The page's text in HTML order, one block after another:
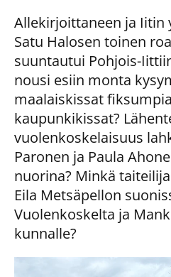
Allekirjoittaneen ja Iitin
Satu Halosen toinen
suuntautui Pohjois-
nousi esiin monta
maalaiskissat
kaupunkikissat?
vuolenkoskelaisuus
Paronen ja Paula
nuorina? Minkä
Eila Metsäpellon
Vuolenkoskelta ja
kunnalle?